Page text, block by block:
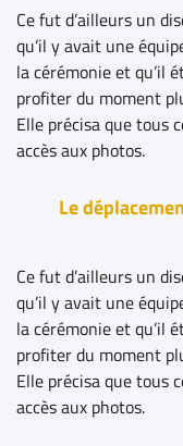
Ce fut d’ailleurs un
qu’il y avait une
la cérémonie et qu’il
profiter du moment
Elle précisa que tous
accès aux photos.
Le
Ce fut d’ailleurs un
qu’il y avait une
la cérémonie et qu’il
profiter du moment
Elle précisa que tous
accès aux photos.